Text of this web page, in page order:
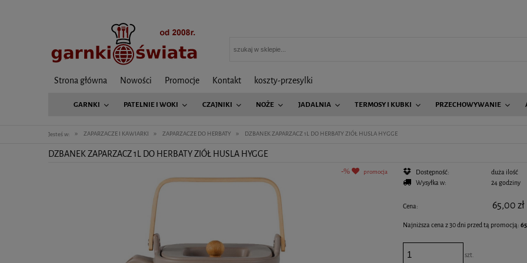
Strona główna Nowości Promocje Kontakt koszty-przesylki
GARNKI PATELNIE I WOKI CZAJNIKI NOŻE JADALNIA TERMOSY I KUBKI PRZECHOWYWANIE
Jesteś w: » ZAPARZACZE I KAWIARKI » ZAPARZACZE DO HERBATY » DZBANEK ZAPARZACZ 1L DO HERBATY ZIÓŁ HUSLA HYGGE
DZBANEK ZAPARZACZ 1L DO HERBATY ZIÓŁ HUSLA HYGGE
promocja Dostępność:
duża ilość
Wysyłka w:
24 godziny
Cena: 65,00 zł
Najniższa cena z 30 dni przed tą promocją:
Jeżeli produkt jest sprzedawany krócej niż 30
szt.